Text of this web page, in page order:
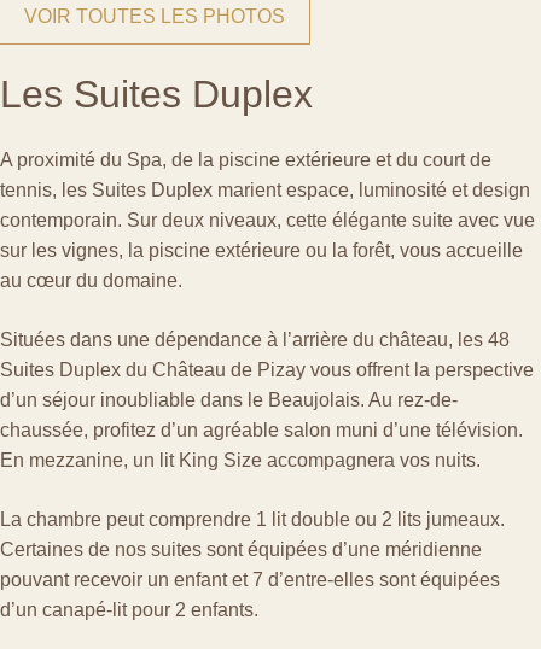
VOIR TOUTES LES PHOTOS
Les Suites Duplex
A proximité du Spa, de la piscine extérieure et du court de
tennis, les Suites Duplex marient espace, luminosité et design
contemporain. Sur deux niveaux, cette élégante suite avec vue
sur les vignes, la piscine extérieure ou la forêt, vous accueille
au cœur du domaine.
Situées dans une dépendance à l’arrière du château, les 48
Suites Duplex du Château de Pizay vous offrent la perspective
d’un séjour inoubliable dans le Beaujolais. Au rez-de-
chaussée, profitez d’un agréable salon muni d’une télévision.
En mezzanine, un lit King Size accompagnera vos nuits.
La chambre peut comprendre 1 lit double ou 2 lits jumeaux.
Certaines de nos suites sont équipées d’une méridienne
pouvant recevoir un enfant et 7 d’entre-elles sont équipées
d’un canapé-lit pour 2 enfants.